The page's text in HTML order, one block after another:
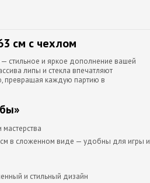
см с чехлом
— стильное и яркое дополнение вашей
липы и стекла впечатляют
превращая каждую партию в
см в сложенном виде — удобны для игры и
и стильный дизайн